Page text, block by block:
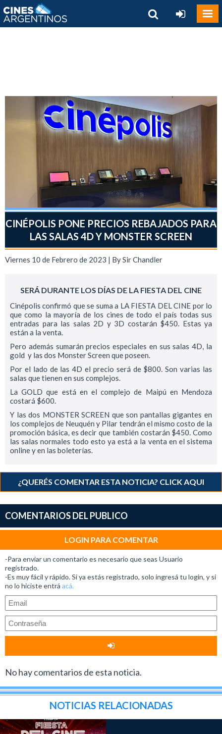
CINÉPOLIS PONE PRECIOS REBAJADOS PARA
LAS SALAS 4D Y MONSTER SCREEN
Viernes 10 de Febrero de 2023 | BySir Chandler
SERÁ DURANTE LOS DÍAS DE LA FIESTA DEL CINE
Cinépolis confirmó que se suma a LA FIESTA DEL CINE por lo
que como la mayoría de los cines de todo el país todas sus
entradas para las salas 2D y 3D costarán $450. Estas ya
están a la venta.
Pero además sumarán precios especiales en sus salas 4D, la
gold y las dos Monster Screen que poseen.
Por el lado de las 4D el precio será de $800. Son varias las
salas que tienen en sus complejos.
La GOLD que está en el complejo de Maipú en Mendoza
costará $600.
Y las dos MONSTER SCREEN que son pantallas gigantes en
los complejos de Neuquén y Pilar tendrán el mismo costo de la
promoción básica, es decir que también costarán $450. Como
las salas normales todo esto ya está a la venta en el sistema
online y en las boleterías.
¿QUERÉS COMENTAR ESTA NOTICIA? CLICK AQUI
COMENTARIOS DEL PUBLICO
LOGIN PARA COMENTAR
-Para enviar un comentario es necesario que seas Usuario
registrado.
-Es muy fácil y rápido. Si ya estás registrado, solo ingresá tu login, y si
no lo hiciste entrá acá.
No hay comentarios de esta noticia.
NOTICIAS RELACIONADAS